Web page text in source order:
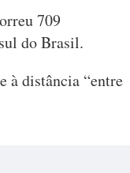
709
do Brasil.
à distância “entre